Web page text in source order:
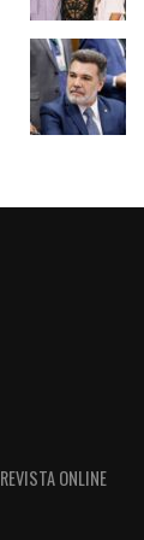
REVISTA ONLINE